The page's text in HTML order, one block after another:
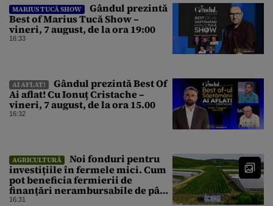
MARIUS TUCĂ SHOW
Gândul prezintă
Best of Marius Tucă Show –
vineri, 7 august, de la ora 19:00
16:33
AI AFLAT!
Gândul prezintă Best Of
Ai aflat! Cu Ionuț Cristache –
vineri, 7 august, de la ora 15.00
16:32
AGRICULTURĂ
Noi fonduri pentru
investițiile în fermele mici. Cum
pot beneficia fermierii de
finanțări nerambursabile de până
la 50.000 de euro
16:31